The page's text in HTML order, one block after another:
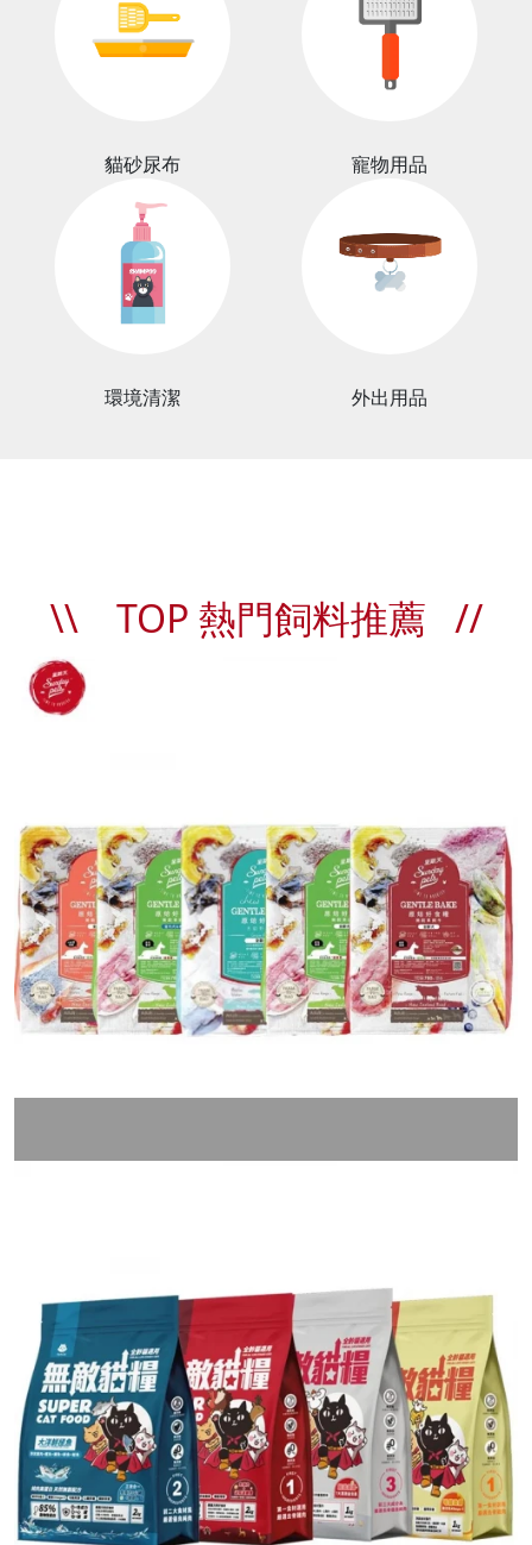
貓砂尿布 寵物用品
環境清潔 外出用品
\\ TOP 熱門飼料推薦 //